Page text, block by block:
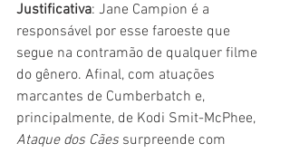
Justificativa: Jane Campion é a
responsável por esse faroeste que
segue na contramão de qualquer filme
do gênero. Afinal, com atuações
marcantes de Cumberbatch e,
principalmente, de Kodi Smit-McPhee,
Ataque dos Cães surpreende com